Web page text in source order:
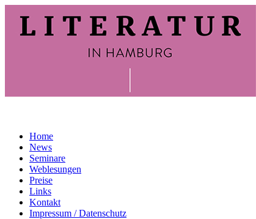
Home
News
Seminare
Weblesungen
Preise
Links
Kontakt
Impressum / Datenschutz